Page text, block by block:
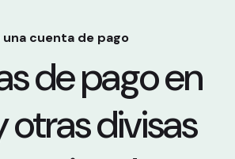
cuenta de pago
de pago en
otras divisas